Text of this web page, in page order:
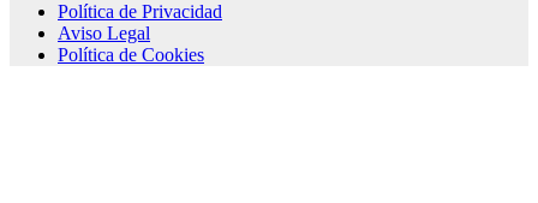
Política de Privacidad
Aviso Legal
Política de Cookies